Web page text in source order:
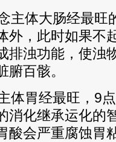
主体大肠经最旺
外，此时如果不
排浊功能，使浊
百骸。
体胃经最旺，9
消化继承运化的
酸会严重腐蚀胃